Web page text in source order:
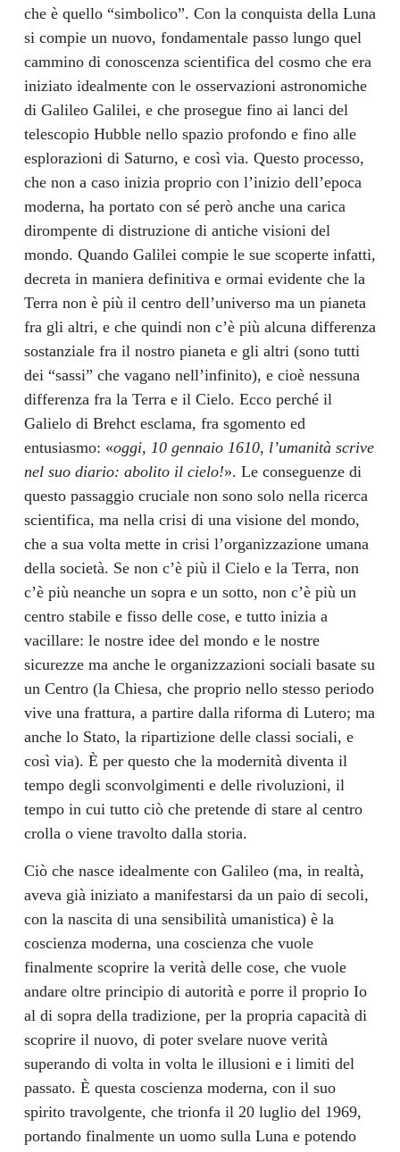
che è quello “simbolico”. Con la conquista della Luna
si compie un nuovo, fondamentale passo lungo quel
cammino di conoscenza scientifica del cosmo che era
iniziato idealmente con le osservazioni astronomiche
di Galileo Galilei, e che prosegue fino ai lanci del
telescopio Hubble nello spazio profondo e fino alle
esplorazioni di Saturno, e così via. Questo processo,
che non a caso inizia proprio con l’inizio dell’epoca
moderna, ha portato con sé però anche una carica
dirompente di distruzione di antiche visioni del
mondo. Quando Galilei compie le sue scoperte infatti,
decreta in maniera definitiva e ormai evidente che la
Terra non è più il centro dell’universo ma un pianeta
fra gli altri, e che quindi non c’è più alcuna differenza
sostanziale fra il nostro pianeta e gli altri (sono tutti
dei “sassi” che vagano nell’infinito), e cioè nessuna
differenza fra la Terra e il Cielo. Ecco perché il
Galielo di Brehct esclama, fra sgomento ed
entusiasmo: «oggi, 10 gennaio 1610, l’umanità scrive
nel suo diario: abolito il cielo!». Le conseguenze di
questo passaggio cruciale non sono solo nella ricerca
scientifica, ma nella crisi di una visione del mondo,
che a sua volta mette in crisi l’organizzazione umana
della società. Se non c’è più il Cielo e la Terra, non
c’è più neanche un sopra e un sotto, non c’è più un
centro stabile e fisso delle cose, e tutto inizia a
vacillare: le nostre idee del mondo e le nostre
sicurezze ma anche le organizzazioni sociali basate su
un Centro (la Chiesa, che proprio nello stesso periodo
vive una frattura, a partire dalla riforma di Lutero; ma
anche lo Stato, la ripartizione delle classi sociali, e
così via). È per questo che la modernità diventa il
tempo degli sconvolgimenti e delle rivoluzioni, il
tempo in cui tutto ciò che pretende di stare al centro
crolla o viene travolto dalla storia.
Ciò che nasce idealmente con Galileo (ma, in realtà,
aveva già iniziato a manifestarsi da un paio di secoli,
con la nascita di una sensibilità umanistica) è la
coscienza moderna, una coscienza che vuole
finalmente scoprire la verità delle cose, che vuole
andare oltre principio di autorità e porre il proprio Io
al di sopra della tradizione, per la propria capacità di
scoprire il nuovo, di poter svelare nuove verità
superando di volta in volta le illusioni e i limiti del
passato. È questa coscienza moderna, con il suo
spirito travolgente, che trionfa il 20 luglio del 1969,
portando finalmente un uomo sulla Luna e potendo